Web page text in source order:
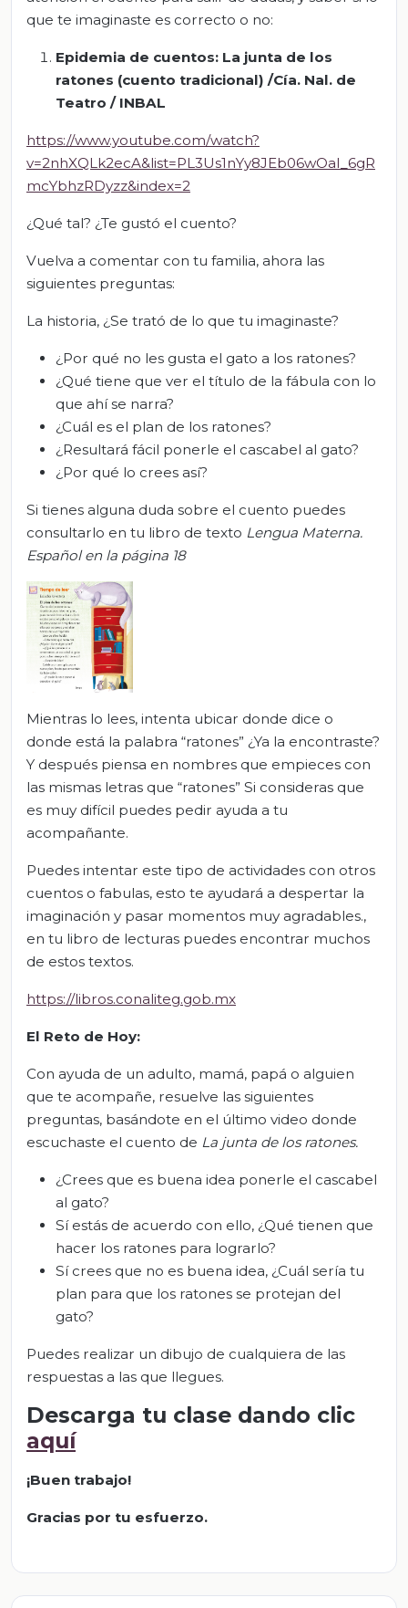
que te imaginaste es correcto o no:
Epidemia de cuentos: La junta de los
ratones (cuento tradicional) /Cía. Nal. de
Teatro / INBAL
https://www.youtube.com/watch?
v=2nhXQLk2ecA&list=PL3Us1nYy8JEb06wOaI_6gR
mcYbhzRDyzz&index=2
¿Qué tal? ¿Te gustó el cuento?
Vuelva a comentar con tu familia, ahora las
siguientes preguntas:
La historia, ¿Se trató de lo que tu imaginaste?
¿Por qué no les gusta el gato a los ratones?
¿Qué tiene que ver el título de la fábula con lo
que ahí se narra?
¿Cuál es el plan de los ratones?
¿Resultará fácil ponerle el cascabel al gato?
¿Por qué lo crees así?
Si tienes alguna duda sobre el cuento puedes
consultarlo en tu libro de texto Lengua Materna.
Español en la página 18
Mientras lo lees, intenta ubicar donde dice o
donde está la palabra “ratones” ¿Ya la encontraste?
Y después piensa en nombres que empieces con
las mismas letras que “ratones” Si consideras que
es muy difícil puedes pedir ayuda a tu
acompañante.
Puedes intentar este tipo de actividades con otros
cuentos o fabulas, esto te ayudará a despertar la
imaginación y pasar momentos muy agradables.,
en tu libro de lecturas puedes encontrar muchos
de estos textos.
https://libros.conaliteg.gob.mx
El Reto de Hoy:
Con ayuda de un adulto, mamá, papá o alguien
que te acompañe, resuelve las siguientes
preguntas, basándote en el último video donde
escuchaste el cuento de La junta de los ratones.
¿Crees que es buena idea ponerle el cascabel
al gato?
Sí estás de acuerdo con ello, ¿Qué tienen que
hacer los ratones para lograrlo?
Sí crees que no es buena idea, ¿Cuál sería tu
plan para que los ratones se protejan del
gato?
Puedes realizar un dibujo de cualquiera de las
respuestas a las que llegues.
Descarga tu clase dando clic
aquí
¡Buen trabajo!
Gracias por tu esfuerzo.